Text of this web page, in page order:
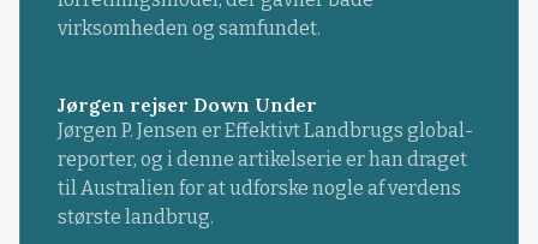
virksomheden og samfundet.
Jørgen rejser Down Under
Jørgen P. Jensen er Effektivt Landbrugs global-
reporter, og i denne artikelserie er han draget
til Australien for at udforske nogle af verdens
største landbrug.